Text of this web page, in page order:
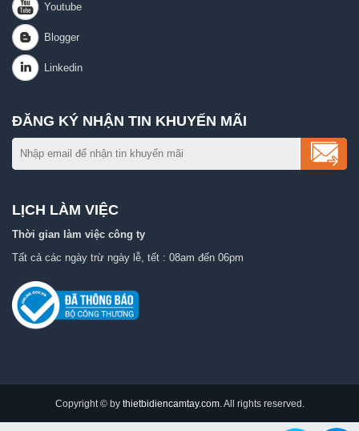
ĐĂNG KÝ NHẬN TIN KHUYẾN MÃI
LỊCH LÀM VIỆC
Thời gian làm việc công ty
Tất cả các ngày trừ ngày lễ, tết : 08am đến 06pm
Copyright © by thietbidiencamtay.com. All rights reserved.